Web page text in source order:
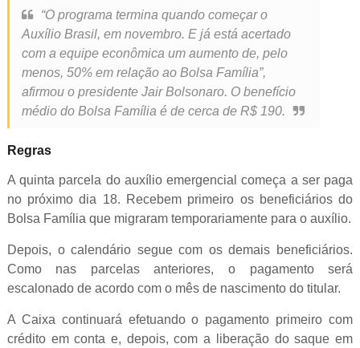
“O programa termina quando começar o
Auxílio Brasil, em novembro. E já está acertado
com a equipe econômica um aumento de, pelo
menos, 50% em relação ao Bolsa Família”,
afirmou o presidente Jair Bolsonaro. O benefício
médio do Bolsa Família é de cerca de R$ 190.
Regras
A quinta parcela do auxílio emergencial começa a ser paga
no próximo dia 18. Recebem primeiro os beneficiários do
Bolsa Família que migraram temporariamente para o auxílio.
Depois, o calendário segue com os demais beneficiários.
Como nas parcelas anteriores, o pagamento será
escalonado de acordo com o mês de nascimento do titular.
A Caixa continuará efetuando o pagamento primeiro com
crédito em conta e, depois, com a liberação do saque em